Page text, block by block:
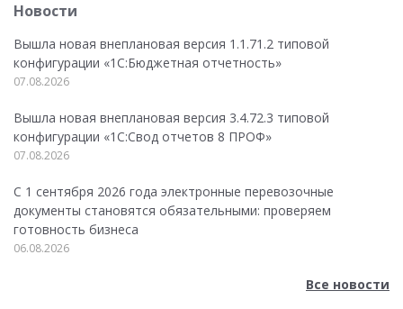
Новости
Вышла новая внеплановая версия 1.1.71.2 типовой
конфигурации «1C:Бюджетная отчетность»
07.08.2026
Вышла новая внеплановая версия 3.4.72.3 типовой
конфигурации «1C:Свод отчетов 8 ПРОФ»
07.08.2026
С 1 сентября 2026 года электронные перевозочные
документы становятся обязательными: проверяем
готовность бизнеса
06.08.2026
Все новости